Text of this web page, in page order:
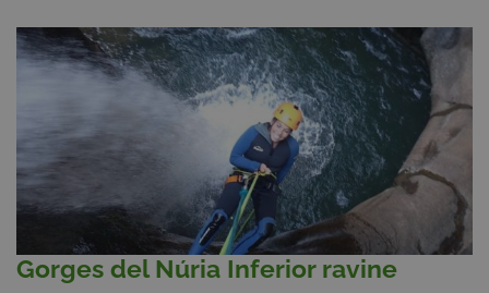
Gorges del Núria Inferior ravine